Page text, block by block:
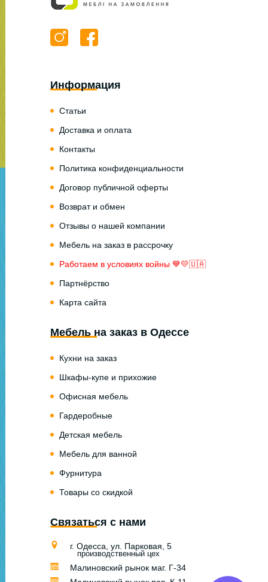
Информация
Статьи
Доставка и оплата
Контакты
Политика конфиденциальности
Договор публичной оферты
Возврат и обмен
Отзывы о нашей компании
Мебель на заказ в рассрочку
Работаем в условиях войны 💙💛🇺🇦
Партнёрство
Карта сайта
Мебель на заказ в Одессе
Кухни на заказ
Шкафы-купе и прихожие
Офисная мебель
Гардеробные
Детская мебель
Мебель для ванной
Фурнитура
Товары со скидкой
Связаться с нами
г. Одесса, ул. Парковая, 5
производственный цех
Малиновский рынок маг. Г-34